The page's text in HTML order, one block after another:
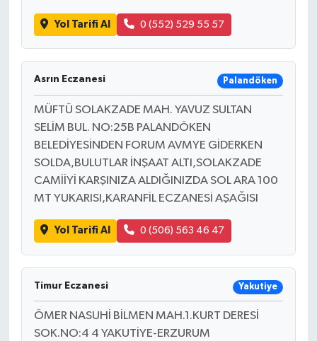
Yol Tarifi Al 0 (552) 529 55 57
Asrın Eczanesi Palandöken
MÜFTÜ SOLAKZADE MAH. YAVUZ SULTAN
SELİM BUL. NO:25B PALANDÖKEN
BELEDİYESİNDEN FORUM AVMYE GİDERKEN
SOLDA,BULUTLAR İNŞAAT ALTI,SOLAKZADE
CAMİİYİ KARŞINIZA ALDIĞINIZDA SOL ARA 100
MT YUKARISI,KARANFİL ECZANESİ AŞAĞISI
Yol Tarifi Al 0 (506) 563 46 47
Timur Eczanesi Yakutiye
ÖMER NASUHİ BİLMEN MAH.1.KURT DERESİ
SOK.NO:4 4 YAKUTİYE-ERZURUM